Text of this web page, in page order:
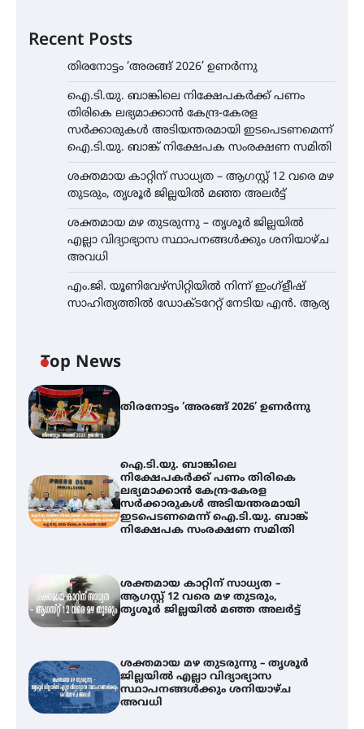
Recent Posts
തിരനോട്ടം ‘അരങ്ങ് 2026’ ഉണർന്നു
ഐ.ടി.യു. ബാങ്കിലെ നിക്ഷേപകർക്ക് പണം
തിരികെ ലഭ്യമാക്കാൻ കേന്ദ്ര-കേരള
സർക്കാരുകൾ അടിയന്തരമായി ഇടപെടണമെന്ന്
ഐ.ടി.യു. ബാങ്ക് നിക്ഷേപക സംരക്ഷണ സമിതി
ശക്തമായ കാറ്റിന് സാധ്യത – ആഗസ്റ്റ് 12 വരെ മഴ
തുടരും, തൃശൂർ ജില്ലയിൽ മഞ്ഞ അലർട്ട്
ശക്തമായ മഴ തുടരുന്നു – തൃശൂർ ജില്ലയിൽ
എല്ലാ വിദ്യാഭ്യാസ സ്ഥാപനങ്ങൾക്കും ശനിയാഴ്ച
അവധി
എം.ജി. യൂണിവേഴ്‌സിറ്റിയിൽ നിന്ന് ഇംഗ്ളീഷ്
സാഹിത്യത്തിൽ ഡോക്ടറേറ്റ് നേടിയ എൻ. ആര്യ
Top News
തിരനോട്ടം ‘അരങ്ങ് 2026’ ഉണർന്നു
ഐ.ടി.യു. ബാങ്കിലെ
നിക്ഷേപകർക്ക് പണം തിരികെ
ലഭ്യമാക്കാൻ കേന്ദ്ര-കേരള
സർക്കാരുകൾ അടിയന്തരമായി
ഇടപെടണമെന്ന് ഐ.ടി.യു. ബാങ്ക്
നിക്ഷേപക സംരക്ഷണ സമിതി
ശക്തമായ കാറ്റിന് സാധ്യത –
ആഗസ്റ്റ് 12 വരെ മഴ തുടരും,
തൃശൂർ ജില്ലയിൽ മഞ്ഞ അലർട്ട്
ശക്തമായ മഴ തുടരുന്നു – തൃശൂർ
ജില്ലയിൽ എല്ലാ വിദ്യാഭ്യാസ
സ്ഥാപനങ്ങൾക്കും ശനിയാഴ്ച
അവധി
ഐ.ടി.യു. ബാങ്കിലെ
നിക്ഷേപകർക്ക് പണം തിരികെ
ലഭ്യമാക്കാൻ കേന്ദ്ര-കേരള